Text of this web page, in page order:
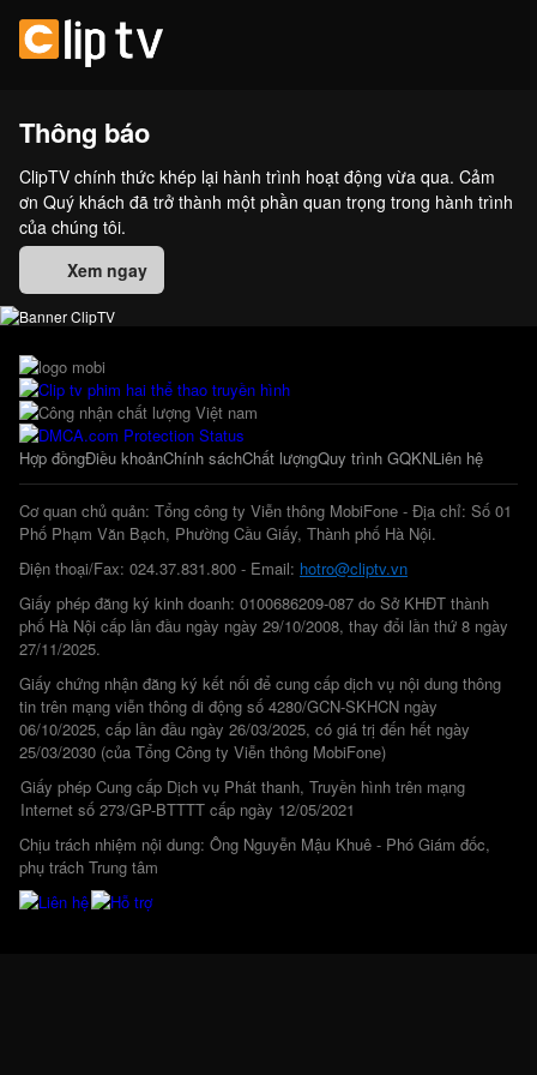
Thông báo
ClipTV chính thức khép lại hành trình hoạt động vừa qua. Cảm
ơn Quý khách đã trở thành một phần quan trọng trong hành trình
của chúng tôi.
Xem ngay
Hợp đồngĐiều khoảnChính sáchChất lượngQuy trình GQKNLiên hệ
Cơ quan chủ quản: Tổng công ty Viễn thông MobiFone - Địa chỉ: Số 01
Phố Phạm Văn Bạch, Phường Cầu Giấy, Thành phố Hà Nội.
Điện thoại/Fax: 024.37.831.800 - Email: hotro@cliptv.vn
Giấy phép đăng ký kinh doanh: 0100686209-087 do Sở KHĐT thành
phố Hà Nội cấp lần đầu ngày ngày 29/10/2008, thay đổi lần thứ 8 ngày
27/11/2025.
Giấy chứng nhận đăng ký kết nối để cung cấp dịch vụ nội dung thông
tin trên mạng viễn thông di động số 4280/GCN-SKHCN ngày
06/10/2025, cấp lần đầu ngày 26/03/2025, có giá trị đến hết ngày
25/03/2030 (của Tổng Công ty Viễn thông MobiFone)
Giấy phép Cung cấp Dịch vụ Phát thanh, Truyền hình trên mạng
Internet số 273/GP-BTTTT cấp ngày 12/05/2021
Chịu trách nhiệm nội dung: Ông Nguyễn Mậu Khuê - Phó Giám đốc,
phụ trách Trung tâm